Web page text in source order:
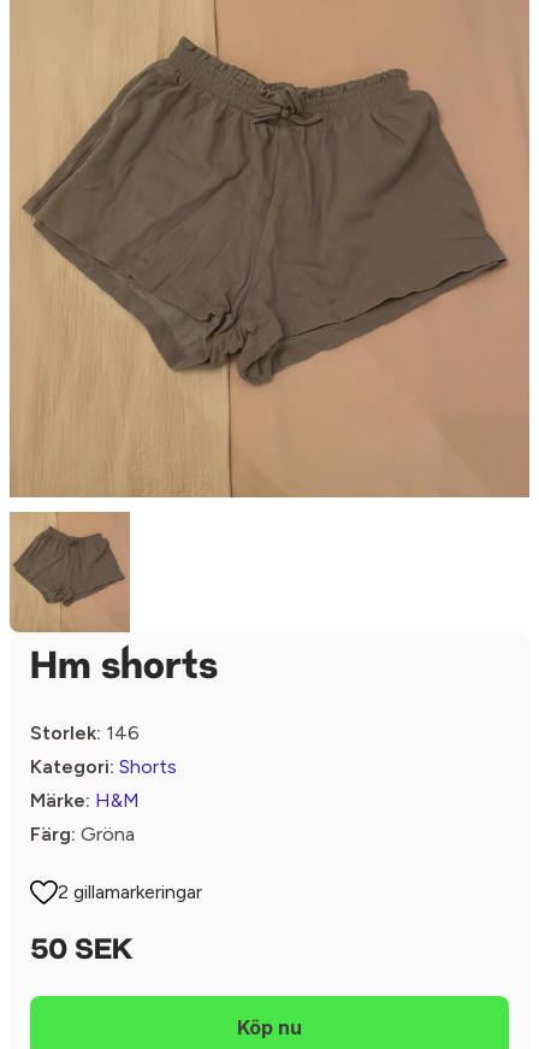
Hm shorts
Storlek: 146
Kategori: Shorts
Märke: H&M
Färg: Gröna
2 gillamarkeringar
50 SEK